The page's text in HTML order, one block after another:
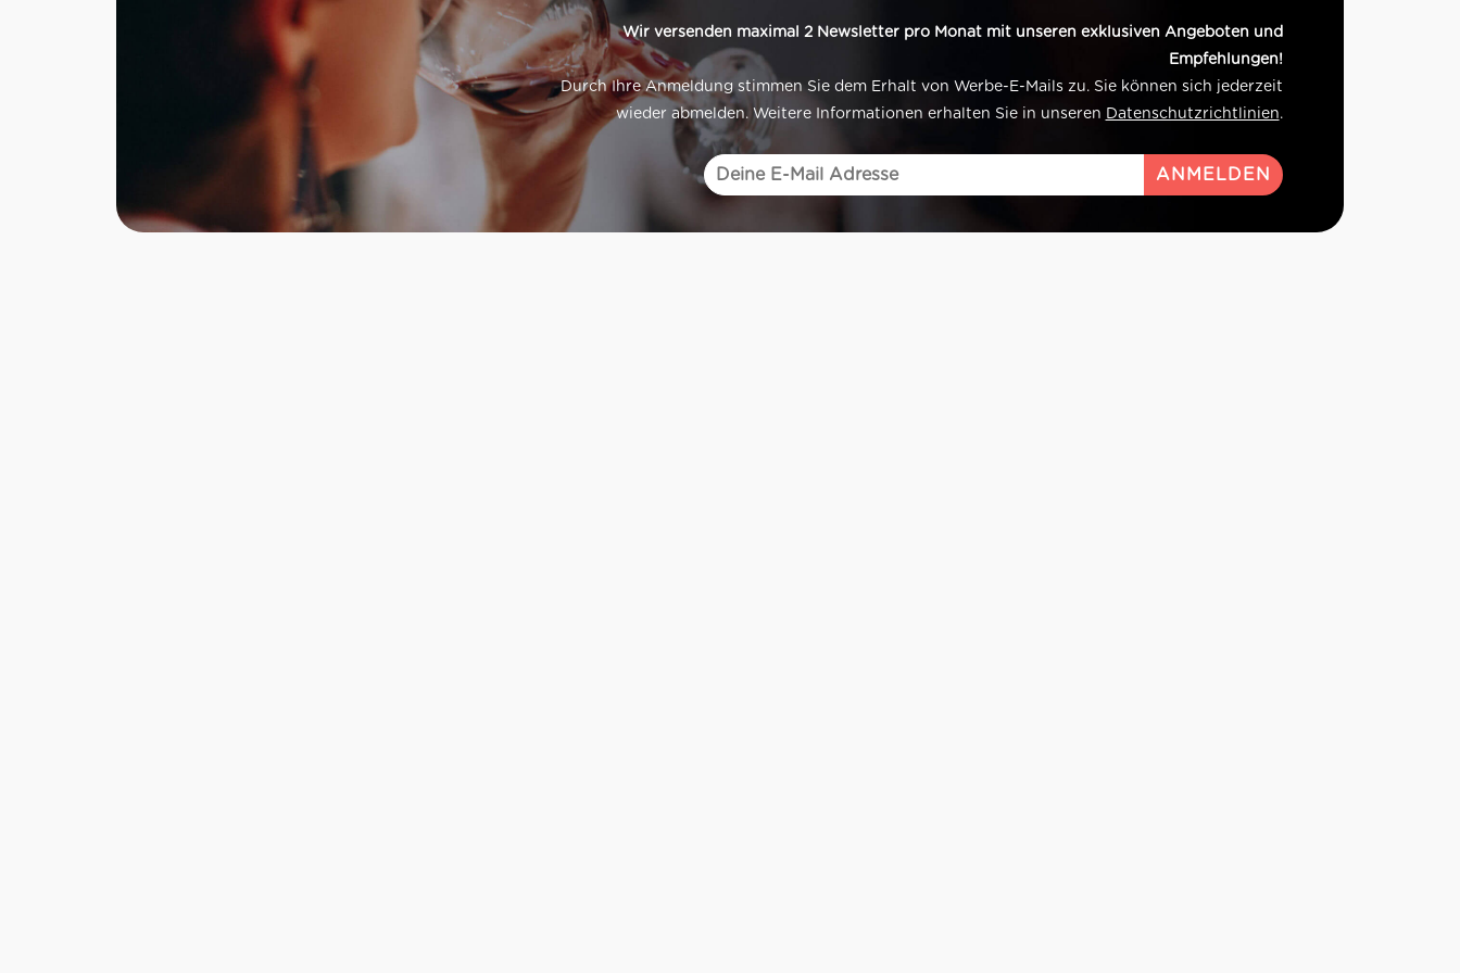
Wir versenden maximal 2 Newsletter pro Monat mit unseren exklusiven Angeboten und
Empfehlungen!
Durch Ihre Anmeldung stimmen Sie dem Erhalt von Werbe-E-Mails zu. Sie können sich jederzeit
wieder abmelden. Weitere Informationen erhalten Sie in unseren Datenschutzrichtlinien.